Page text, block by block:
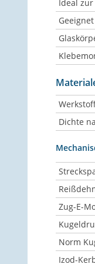
Ideal
Dichte
Zug-E-
Norm
Izod-